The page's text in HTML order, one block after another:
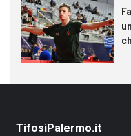
TifosiPalermo.it